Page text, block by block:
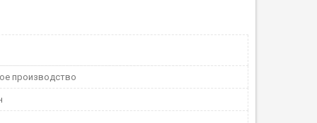
производство